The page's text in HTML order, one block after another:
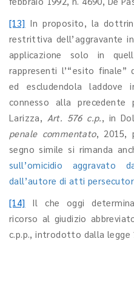
[13] In proposito, la
restrittiva dell’aggravante
applicazione solo in
rappresenti l’“esito
ed escludendola laddove
connesso alla precedente
Larizza, Art. 576 c.p., in
penale commentato, 2015,
segno simile si rimanda
sull’omicidio aggravato
dall’autore di atti
[14] Il che oggi
ricorso al giudizio
c.p.p., introdotto dalla legge